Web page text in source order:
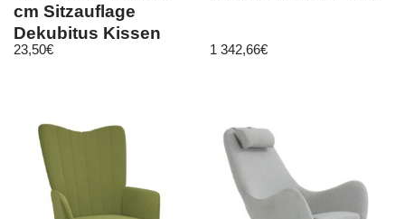
cm Sitzauflage
Dekubitus Kissen
Sitzpolster schwarz
23,50€ 1 342,66€